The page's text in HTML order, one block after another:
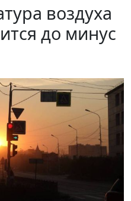
воздуха
до минус